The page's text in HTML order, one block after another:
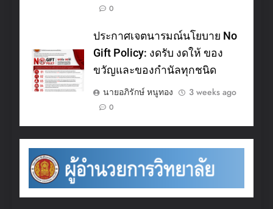
0
ประกาศเจตนารมณ์นโยบาย No
Gift Policy: งดรับ งดให้ ของ
ขวัญและของกำนัลทุกชนิด
นายอภิรักษ์ หนูทอง
3 weeks ago
0